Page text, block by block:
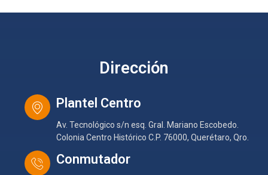
Dirección
Plantel Centro
Av. Tecnológico s/n esq. Gral. Mariano Escobedo.
Colonia Centro Histórico C.P. 76000, Querétaro, Qro.
Conmutador